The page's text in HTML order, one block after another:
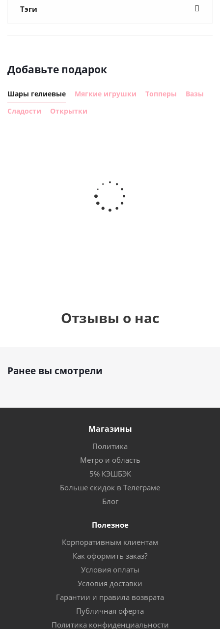
Тэги
Добавьте подарок
Шары гелиевые Мягкие игрушки Топперы
Вазы
Сладости
Открытки
Шар
гелиевый
цифра 8
(40х102
Отзывы о нас
Ранее вы смотрели
Магазины
Политика
Метро и область
5% КЭШБЭК
Больше скидок в Телеграме
Блог
Полезное
Корпоративным клиентам
Как оформить заказ?
Условия оплаты
Условия доставки
Гарантии и правила возврата
Публичная оферта
Политика конфиденциальности